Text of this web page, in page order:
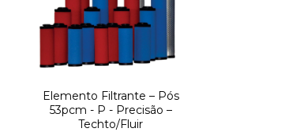
Elemento Filtrante – Pós
53pcm - P - Precisão –
Techto/Fluir